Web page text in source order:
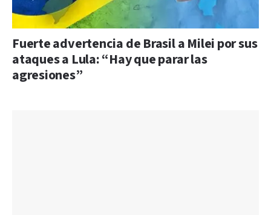
Fuerte advertencia de Brasil a Milei por sus
ataques a Lula: “Hay que parar las
agresiones”